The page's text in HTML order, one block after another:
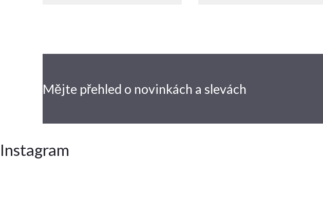
Mějte přehled o novinkách a slevách
Instagram